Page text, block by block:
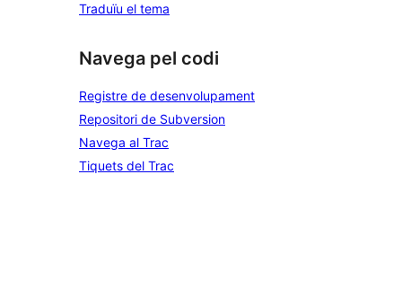
Traduïu el tema
Navega pel codi
Registre de desenvolupament
Repositori de Subversion
Navega al Trac
Tiquets del Trac